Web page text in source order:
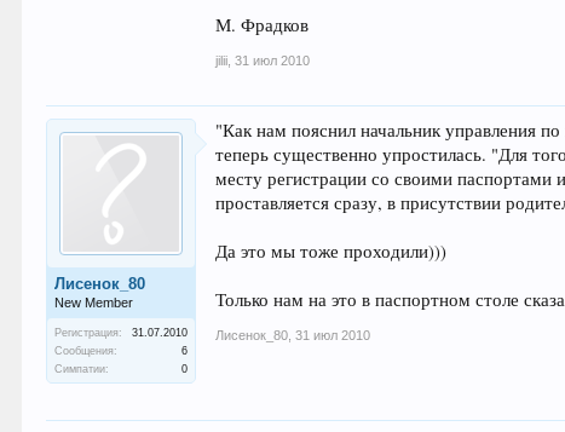
М. Фрадков
jilii 31 июл 2010
Лисенок_80
New Member
Регистрация:
31.07.2010
Сообщения:
6
Симпатии:
0
"Как нам пояснил начальник управления
теперь существенно упростилась. "Для
месту регистрации со своими паспортами
проставляется сразу, в присутствии
Да это мы тоже проходили)))
Только нам на это в паспортном столе
Лисенок_80 31 июл 2010